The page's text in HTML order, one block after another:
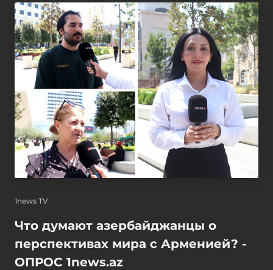
1news TV
Что думают азербайджанцы о
перспективах мира с Арменией? -
ОПРОС 1news.az